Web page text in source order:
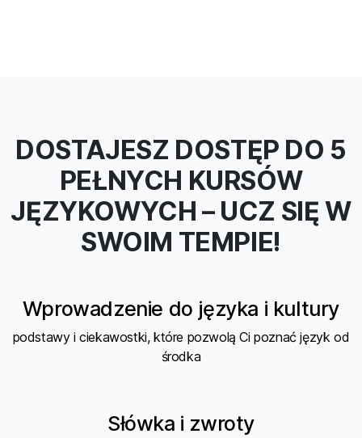
DOSTAJESZ DOSTĘP DO 5
PEŁNYCH KURSÓW
JĘZYKOWYCH – UCZ SIĘ W
SWOIM TEMPIE!
Wprowadzenie do języka i kultury
podstawy i ciekawostki, które pozwolą Ci poznać język od
środka
Słówka i zwroty